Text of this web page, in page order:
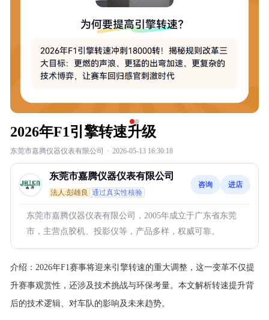
2026年F1引擎转速升级
东莞市嘉腾仪器仪表有限公司 · 2026-05-13 16:30:18
东莞市嘉腾仪器仪表有限公司
法人:彭雄良 通过真实性核验
咨询 进店
东莞市嘉腾仪器仪表有限公司，2005年成立于广东省东莞
市，主营点胶机、投影仪等，产品多样，权威可靠。
介绍： 2026年F1赛事将迎来引擎转速的重大调整，这一变革不仅提
升赛事观赏性，还涉及技术挑战与环保考量。本文解析转速提升背
后的技术逻辑、对车队的影响及未来趋势。